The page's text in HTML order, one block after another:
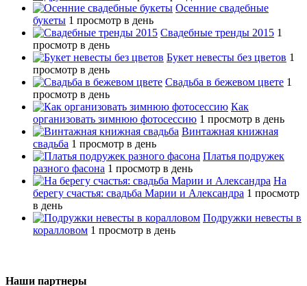
Осенние свадебные
букеты 1 просмотр в день
Свадебные тренды 2015 1
просмотр в день
Букет невесты без цветов 1
просмотр в день
Свадьба в бежевом цвете 1
просмотр в день
Как
организовать зимнюю фотосессию 1 просмотр в день
Винтажная книжная
свадьба 1 просмотр в день
Платья подружек
разного фасона 1 просмотр в день
На
берегу счастья: свадьба Марии и Александра 1 просмотр
в день
Подружки невесты в
коралловом 1 просмотр в день
Наши партнеры